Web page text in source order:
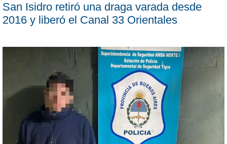
San Isidro retiró una draga varada desde
2016 y liberó el Canal 33 Orientales